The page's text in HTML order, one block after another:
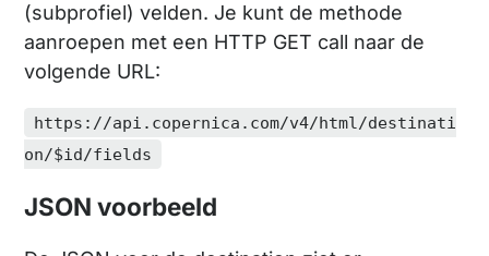
(subprofiel) velden. Je kunt de methode
aanroepen met een HTTP GET call naar de
volgende URL:
https://api.copernica.com/v4/html/destinati
on/$id/fields
JSON voorbeeld